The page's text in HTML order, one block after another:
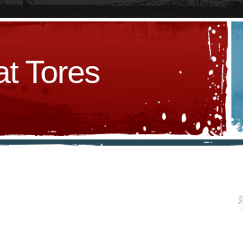
Tores